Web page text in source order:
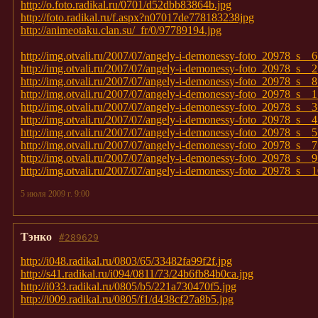
http://o.foto.radikal.ru/0701/d52dbb83864b.jpg
http://foto.radikal.ru/f.aspx?n07017de778183238jpg
http://animeotaku.clan.su/_fr/0/97789194.jpg
http://img.otvali.ru/2007/07/angely-i-demonessy-
http://img.otvali.ru/2007/07/angely-i-demonessy-
http://img.otvali.ru/2007/07/angely-i-demonessy-
http://img.otvali.ru/2007/07/angely-i-demonessy-
http://img.otvali.ru/2007/07/angely-i-demonessy-
http://img.otvali.ru/2007/07/angely-i-demonessy-
http://img.otvali.ru/2007/07/angely-i-demonessy-
http://img.otvali.ru/2007/07/angely-i-demonessy-
http://img.otvali.ru/2007/07/angely-i-demonessy-
http://img.otvali.ru/2007/07/angely-i-demonessy-
5 июля 2009 г. 9:00
#289629
Тэнко
http://i048.radikal.ru/0803/65/33482fa99f2f.jpg
http://s41.radikal.ru/i094/0811/73/24b6fb84b0ca.jpg
http://i033.radikal.ru/0805/b5/221a730470f5.jpg
http://i009.radikal.ru/0805/f1/d438cf27a8b5.jpg